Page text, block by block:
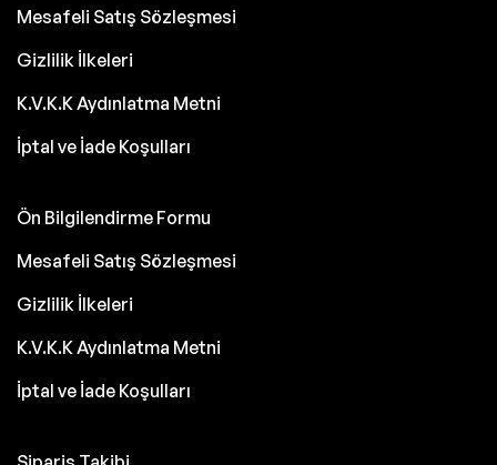
Mesafeli Satış Sözleşmesi
Gizlilik İlkeleri
K.V.K.K Aydınlatma Metni
İptal ve İade Koşulları
Ön Bilgilendirme Formu
Mesafeli Satış Sözleşmesi
Gizlilik İlkeleri
K.V.K.K Aydınlatma Metni
İptal ve İade Koşulları